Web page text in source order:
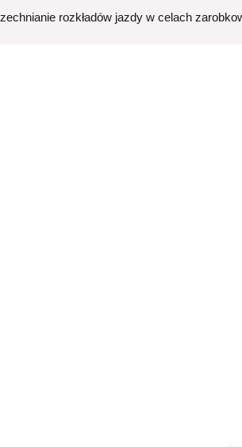
rozkładów jazdy w celach